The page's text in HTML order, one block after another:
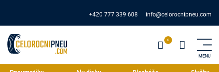
+420 777 339 608 info@celorocnipneu.com